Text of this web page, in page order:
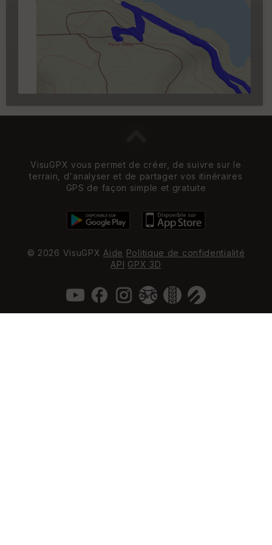
Carroyage UTM
(1km à partir du niveau de
VisuGPX vous permet de créer, de suivre sur le
terrain, d'analyser et de partager vos itinéraires
GPS de façon simple et gratuite
© 2026 VisuGPX Aide Politique de confidentialité
API GPX 3D